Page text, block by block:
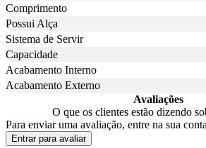
Comprimento
Possui Alça
Sistema de Servir
Capacidade
Acabamento Interno
Acabamento Externo
Avaliações
O que os clientes estão dizendo
Para enviar uma avaliação, entre na sua
Entrar para avaliar